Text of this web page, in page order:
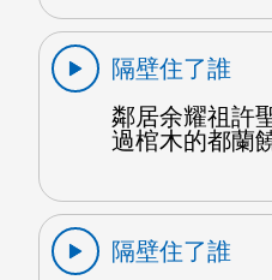
隔壁住了誰
鄰居余耀祖許
過棺木的都蘭
隔壁住了誰